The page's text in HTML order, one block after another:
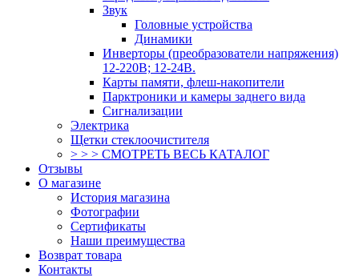
Звук
Головные устройства
Динамики
Инверторы (преобразователи напряжения)
12-220В; 12-24В.
Карты памяти, флеш-накопители
Парктроники и камеры заднего вида
Сигнализации
Электрика
Щетки стеклоочистителя
> > > СМОТРЕТЬ ВЕСЬ КАТАЛОГ
Отзывы
О магазине
История магазина
Фотографии
Сертификаты
Наши преимущества
Возврат товара
Контакты